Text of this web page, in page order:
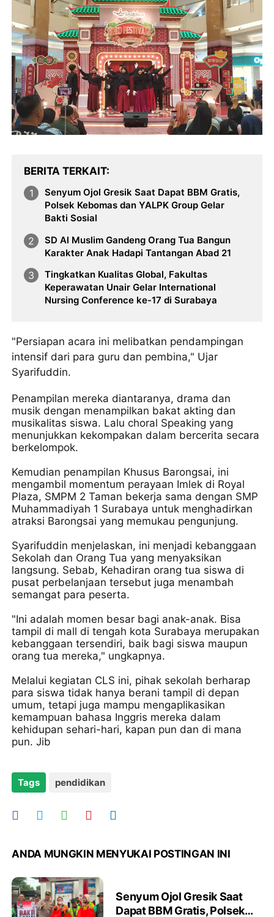
BERITA TERKAIT
Senyum Ojol Gresik Saat Dapat BBM Gratis,
Polsek Kebomas dan YALPK Group Gelar
Bakti Sosial
SD Al Muslim Gandeng Orang Tua Bangun
Karakter Anak Hadapi Tantangan Abad 21
Tingkatkan Kualitas Global, Fakultas
Keperawatan Unair Gelar International
Nursing Conference ke-17 di Surabaya
"Persiapan acara ini melibatkan pendampingan
intensif dari para guru dan pembina," Ujar
Syarifuddin.
Penampilan mereka diantaranya, drama dan
musik dengan menampilkan bakat akting dan
musikalitas siswa. Lalu choral Speaking yang
menunjukkan kekompakan dalam bercerita secara
berkelompok.
Kemudian penampilan Khusus Barongsai, ini
mengambil momentum perayaan Imlek di Royal
Plaza, SMPM 2 Taman bekerja sama dengan SMP
Muhammadiyah 1 Surabaya untuk menghadirkan
atraksi Barongsai yang memukau pengunjung.
Syarifuddin menjelaskan, ini menjadi kebanggaan
Sekolah dan Orang Tua yang menyaksikan
langsung. Sebab, Kehadiran orang tua siswa di
pusat perbelanjaan tersebut juga menambah
semangat para peserta.
"Ini adalah momen besar bagi anak-anak. Bisa
tampil di mall di tengah kota Surabaya merupakan
kebanggaan tersendiri, baik bagi siswa maupun
orang tua mereka," ungkapnya.
Melalui kegiatan CLS ini, pihak sekolah berharap
para siswa tidak hanya berani tampil di depan
umum, tetapi juga mampu mengaplikasikan
kemampuan bahasa Inggris mereka dalam
kehidupan sehari-hari, kapan pun dan di mana
pun. Jib
Tags pendidikan
ANDA MUNGKIN MENYUKAI POSTINGAN INI
Senyum Ojol Gresik Saat
Dapat BBM Gratis, Polsek